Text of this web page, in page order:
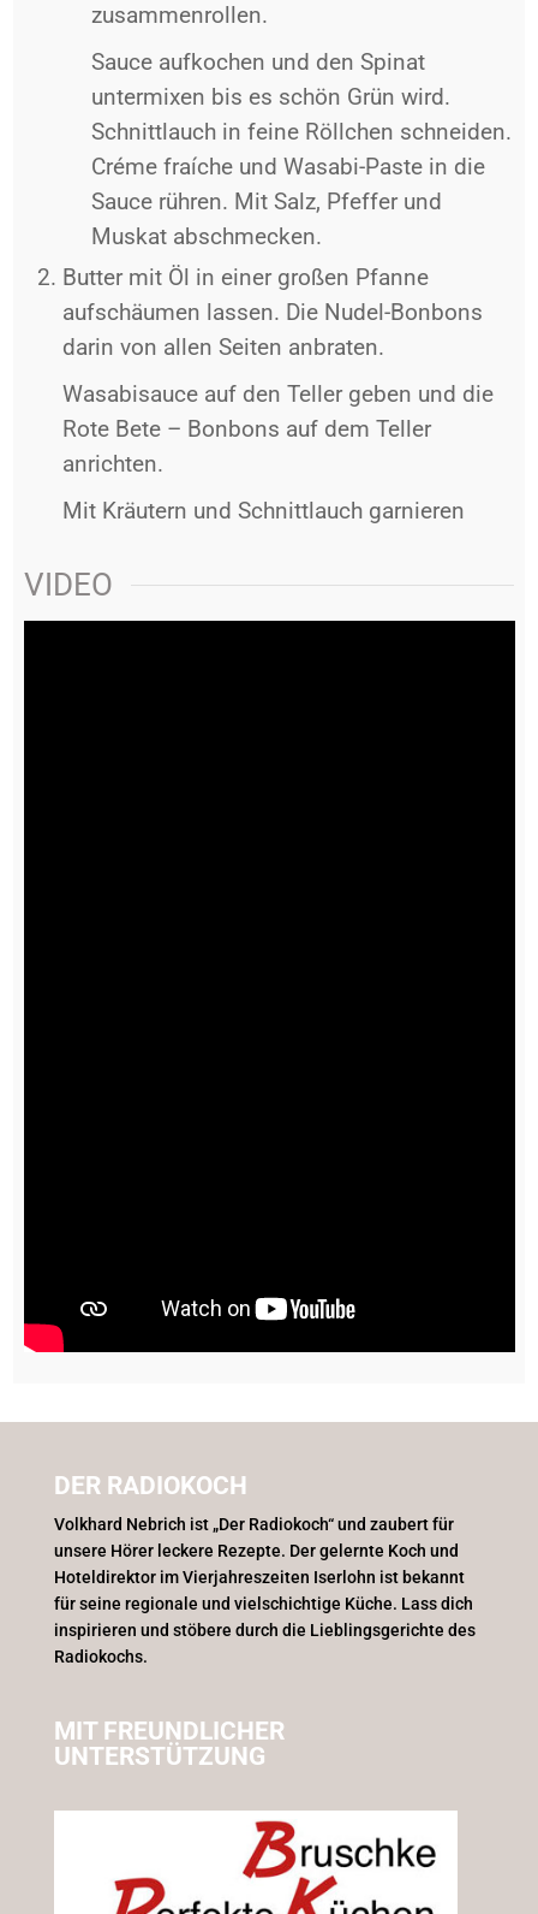
zusammenrollen.
Sauce aufkochen und den Spinat
untermixen bis es schön Grün wird.
Schnittlauch in feine Röllchen schneiden.
Créme fraíche und Wasabi-Paste in die
Sauce rühren. Mit Salz, Pfeffer und
Muskat abschmecken.
Butter mit Öl in einer großen Pfanne
aufschäumen lassen. Die Nudel-Bonbons
darin von allen Seiten anbraten.
Wasabisauce auf den Teller geben und die
Rote Bete – Bonbons auf dem Teller
anrichten.
Mit Kräutern und Schnittlauch garnieren
VIDEO
DER RADIOKOCH
Volkhard Nebrich ist „Der Radiokoch“ und zaubert für
unsere Hörer leckere Rezepte. Der gelernte Koch und
Hoteldirektor im Vierjahreszeiten Iserlohn ist bekannt
für seine regionale und vielschichtige Küche. Lass dich
inspirieren und stöbere durch die Lieblingsgerichte des
Radiokochs.
MIT FREUNDLICHER
UNTERSTÜTZUNG